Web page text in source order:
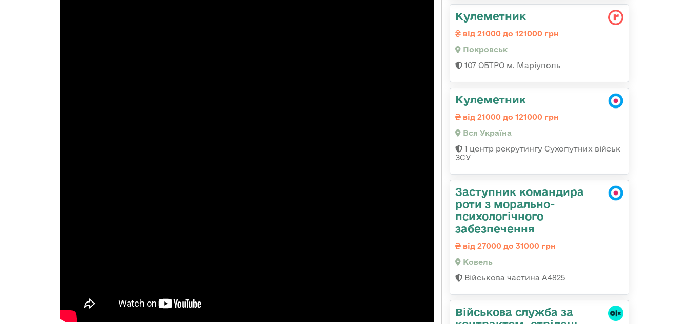
Кулеметник
від 21000 до 121000 грн
Покровськ
107 ОБТРО м. Маріуполь
Кулеметник
від 21000 до 121000 грн
Вся Україна
1 центр рекрутингу Сухопутних військ
ЗСУ
Заступник командира
роти з морально-
психологічного
забезпечення
від 27000 до 31000 грн
Ковель
Військова частина А4825
Військова служба за